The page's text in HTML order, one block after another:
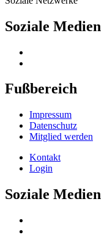
Soziale Medien
Fußbereich
Impressum
Datenschutz
Mitglied werden
Kontakt
Login
Soziale Medien